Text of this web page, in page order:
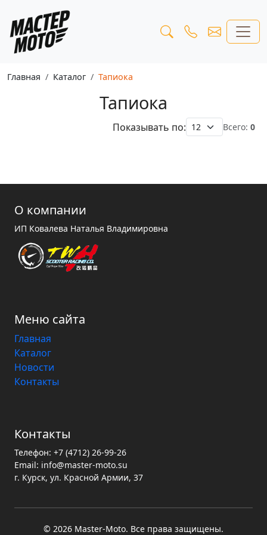
Главная Каталог Тапиока
Тапиока
Показывать по: Всего: 0
О компании
ИП Ковалева Наталья Владимировна
Меню сайта
Главная
Каталог
Новости
Контакты
Контакты
Телефон: +7 (4712) 26-99-26
Email: info@master-moto.su
г. Курск, ул. Красной Армии, 37
© 2026 Master‑Moto. Все права защищены.